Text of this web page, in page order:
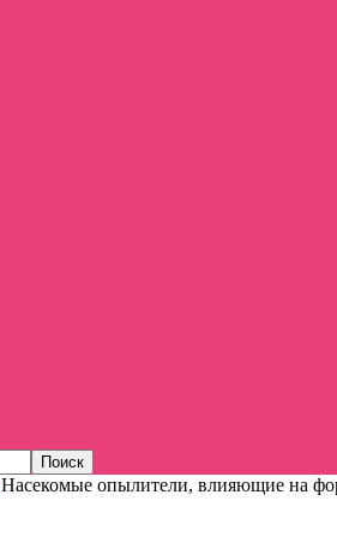
Насекомые опылители, влияющие на